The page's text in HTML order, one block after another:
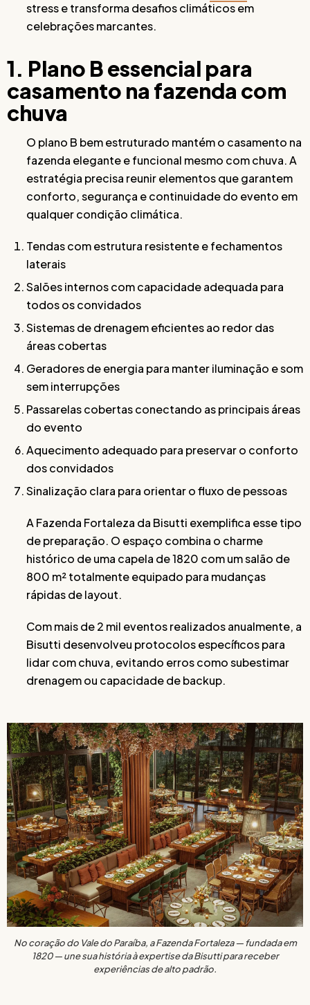
stress e transforma desafios climáticos em
celebrações marcantes.
1. Plano B essencial para
casamento na fazenda com
chuva
O plano B bem estruturado mantém o casamento na
fazenda elegante e funcional mesmo com chuva. A
estratégia precisa reunir elementos que garantem
conforto, segurança e continuidade do evento em
qualquer condição climática.
Tendas com estrutura resistente e fechamentos
laterais
Salões internos com capacidade adequada para
todos os convidados
Sistemas de drenagem eficientes ao redor das
áreas cobertas
Geradores de energia para manter iluminação e som
sem interrupções
Passarelas cobertas conectando as principais áreas
do evento
Aquecimento adequado para preservar o conforto
dos convidados
Sinalização clara para orientar o fluxo de pessoas
A Fazenda Fortaleza da Bisutti exemplifica esse tipo
de preparação. O espaço combina o charme
histórico de uma capela de 1820 com um salão de
800 m² totalmente equipado para mudanças
rápidas de layout.
Com mais de 2 mil eventos realizados anualmente, a
Bisutti desenvolveu protocolos específicos para
lidar com chuva, evitando erros como subestimar
drenagem ou capacidade de backup.
No coração do Vale do Paraíba, a Fazenda Fortaleza — fundada em
1820 — une sua história à expertise da Bisutti para receber
experiências de alto padrão.